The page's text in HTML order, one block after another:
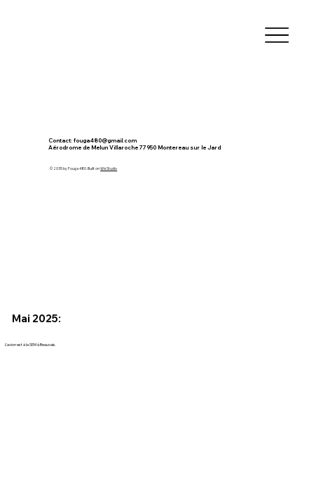
L’avion est à la SEM à Beauvais.
Mai 2025:
Contact:fouga480@gmail.com
Aérodrome de Melun Villaroche 77950 Montereau sur le Jard
© 2035 by Fouga 480. Built onWix Studio